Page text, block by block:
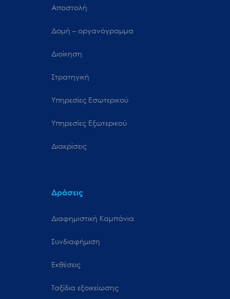
Αποστολή
Δομή – οργανόγραμμα
Διοίκηση
Στρατηγική
Υπηρεσίες Εσωτερικού
Υπηρεσίες Εξωτερικού
Διακρίσεις
Δράσεις
Διαφημιστική Καμπάνια
Συνδιαφήμιση
Εκθέσεις
Ταξίδια εξοικείωσης